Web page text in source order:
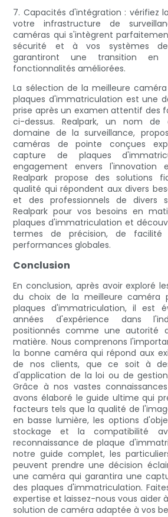
7. Capacités d'intégration : vérifiez
votre infrastructure de
caméras qui s'intègrent
sécurité et à vos systèmes de
garantiront une transition
fonctionnalités améliorées.
La sélection de la meilleure
plaques d'immatriculation est une
prise après un examen attentif des
ci-dessus. Realpark, un nom de
domaine de la surveillance,
caméras de pointe conçues
capture de plaques
engagement envers l'innovation
Realpark propose des solutions
qualité qui répondent aux divers
et des professionnels de divers
Realpark pour vos besoins en
plaques d'immatriculation et
termes de précision, de
performances globales.
Conclusion
En conclusion, après avoir exploré
du choix de la meilleure caméra
plaques d'immatriculation, il est
années d'expérience dans
positionnés comme une autorité
matière. Nous comprenons
la bonne caméra qui répond aux
de nos clients, que ce soit à
d'application de la loi ou de
Grâce à nos vastes
avons élaboré le guide ultime qui
facteurs tels que la qualité de
en basse lumière, les options
stockage et la compatibilité
reconnaissance de plaque
notre guide complet, les
peuvent prendre une décision
une caméra qui garantira une
des plaques d'immatriculation.
expertise et laissez-nous vous aider
solution de caméra adaptée à vos